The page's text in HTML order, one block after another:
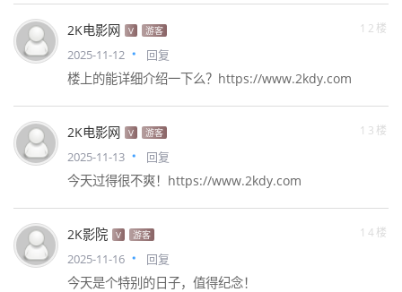
2K电影网 V 游客 12楼
2025-11-12 回复
楼上的能详细介绍一下么？https://www.2kdy.com
2K电影网 V 游客 13楼
2025-11-13 回复
今天过得很不爽！https://www.2kdy.com
2K影院 V 游客 14楼
2025-11-16 回复
今天是个特别的日子，值得纪念！